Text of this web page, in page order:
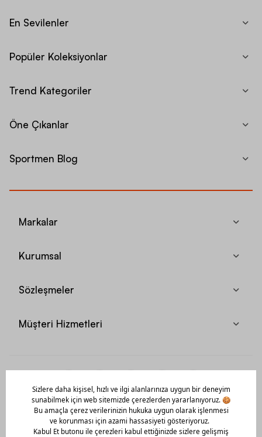
En Sevilenler
Popüler Koleksiyonlar
Trend Kategoriler
Öne Çıkanlar
Sportmen Blog
Markalar
Kurumsal
Sözleşmeler
Müşteri Hizmetleri
Mobil Uygulamamızı Hemen İndir!